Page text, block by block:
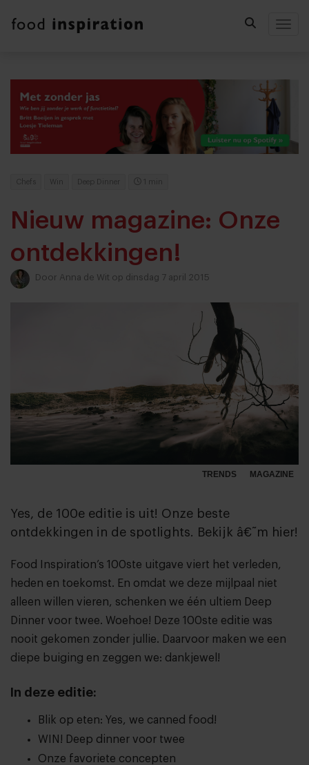
Chefs Win Deep Dinner 1 min
Nieuw magazine: Onze
ontdekkingen!
Door Anna de Wit op dinsdag 7 april 2015
TRENDS MAGAZINE
Yes, de 100e editie is uit! Onze beste
ontdekkingen in de spotlights. Bekijk â€˜m hier!
Food Inspiration’s 100ste uitgave viert het verleden,
heden en toekomst. En omdat we deze mijlpaal niet
alleen willen vieren, schenken we één ultiem Deep
Dinner voor twee. Woehoe! Deze 100ste editie was
nooit gekomen zonder jullie. Daarvoor maken we een
diepe buiging en zeggen we: dankjewel!
In deze editie:
Blik op eten: Yes, we canned food!
WIN! Deep dinner voor twee
Onze favoriete concepten